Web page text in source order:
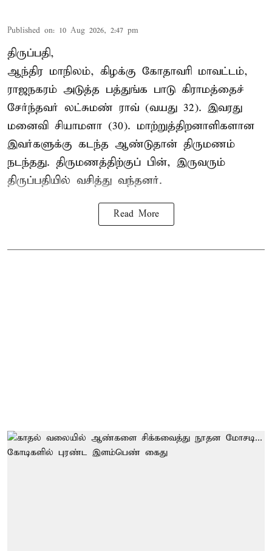
Published on: 10 Aug 2026, 2:47 pm
திருப்பதி,
ஆந்திர மாநிலம், கிழக்கு கோதாவரி மாவட்டம்,
ராஜநகரம் அடுத்த பத்துங்க பாடு கிராமத்தைச்
சேர்ந்தவர் லட்சுமண் ராவ் (வயது 32). இவரது
மனைவி சியாமளா (30). மாற்றுத்திறனாளிகளான
இவர்களுக்கு கடந்த ஆண்டுதான் திருமணம்
நடந்தது. திருமணத்திற்குப் பின், இருவரும்
திருப்பதியில் வசித்து வந்தனர்.
Read More